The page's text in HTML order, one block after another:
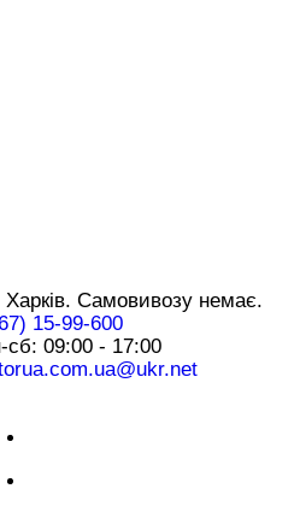
Самовивозу немає.
15-99-600
сб: 09:00 - 17:00